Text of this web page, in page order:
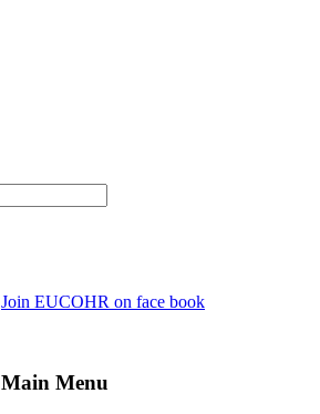
Join EUCOHR on face book
Main Menu